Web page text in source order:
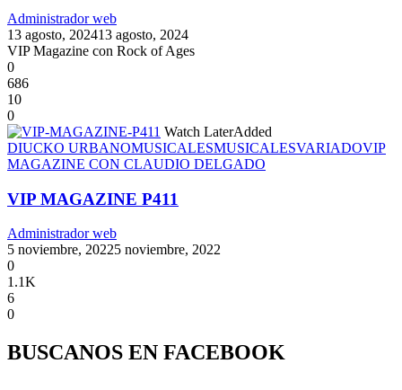
Administrador web
13 agosto, 202413 agosto, 2024
VIP Magazine con Rock of Ages
0
686
10
0
Watch LaterAdded
DIUCKO URBANOMUSICALESMUSICALESVARIADOVIP
MAGAZINE CON CLAUDIO DELGADO
VIP MAGAZINE P411
Administrador web
5 noviembre, 20225 noviembre, 2022
0
1.1K
6
0
BUSCANOS EN FACEBOOK